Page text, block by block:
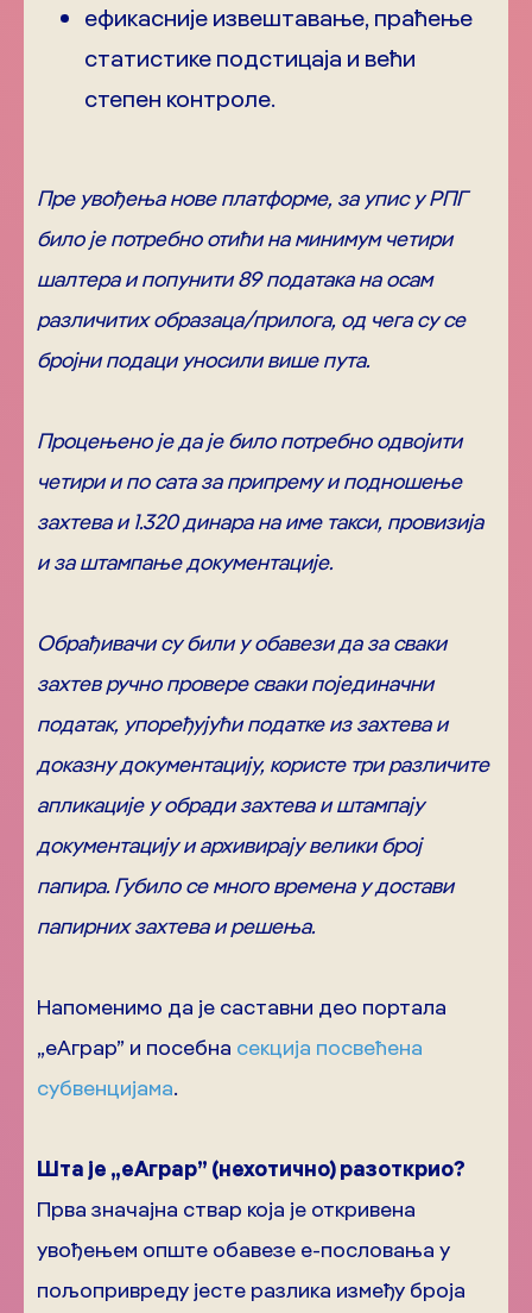
ефикасније извештавање, праћење
статистике подстицаја и већи
степен контроле.
Пре увођења нове платформе, за упис у РПГ
било је потребно отићи на минимум четири
шалтера и попунити 89 података на осам
различитих образаца/прилога, од чега су се
бројни подаци уносили више пута.
Процењено је да је било потребно одвојити
четири и по сата за припрему и подношење
захтева и 1.320 динара на име такси, провизија
и за штампање документације.
Обрађивачи су били у обавези да за сваки
захтев ручно провере сваки појединачни
податак, упоређујући податке из захтева и
доказну документацију, користе три различите
апликације у обради захтева и штампају
документацију и архивирају велики број
папира. Губило се много времена у достави
папирних захтева и решења.
Напоменимо да је саставни део портала
„еАграр” и посебна секција посвећена
субвенцијама.
Шта је „еАграр” (нехотично) разоткрио?
Прва значајна ствар која је откривена
увођењем опште обавезе е-пословања у
пољопривреду јесте разлика између броја